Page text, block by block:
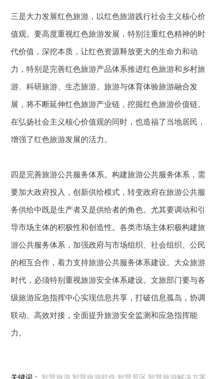
三是大力发展红色旅游，以红色旅游践行社会主义核心价
值观。要高度重视红色旅游发展，特别注重红色精神的时
代价值，深挖本质，让红色资源释放更大的生命力和动
力，特别是完善红色旅游产品体系推进红色旅游和乡村旅
游、科研旅游、生态旅游。旅游与体育体验旅游融合发
展，将不断延伸红色旅游产业链，挖掘红色旅游价值链。
在弘扬社会主义核心价值观的同时，也造福了当地居民，
增强了红色旅游发展的活力。
四是完善旅游公共服务体系。构建旅游公共服务体系，需
要加大政府投入，创新供给模式，转变政府在旅游公共服
务供给中既是生产者又是供给者的角色。尤其要调动和引
导市场主体的积极性和创造性。各类市场主体积极构建旅
游公共服务体系，加强政府与市场组织、社会组织、公民
的相互合作，着力支持旅游公共服务体系建设。大众旅游
时代，必须特别重视旅游安全体系建设。文旅部门要与各
级旅游应急指挥中心实现信息共享，打破信息孤岛，协调
联动、高效对接，全面提升旅游安全监测和应急指挥能
力。